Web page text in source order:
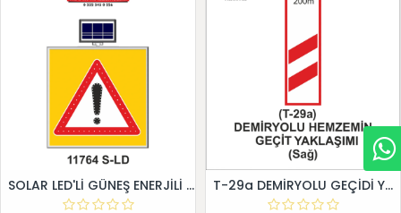
SOLAR LED'Lİ GÜNEŞ ENERJİLİ LEVHA T-29a DEMİRYOLU GEÇİDİ YAKLAŞIM LEVHALARI (Sağ)